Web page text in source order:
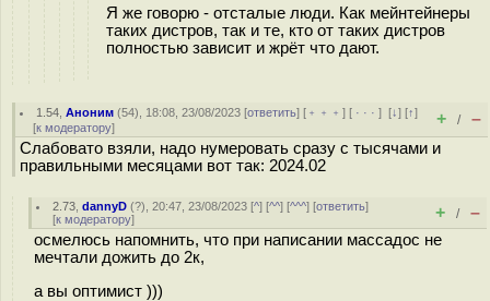
Я же говорю - отсталые люди. Как мейнтейнеры
таких дистров, так и те, кто от таких дистров
полностью зависит и жрёт что дают.
1.54 ,Аноним (54), 18:08, 23/08/2023 [ответить] [ ﹢﹢﹢] [ · · ·][↓] [↑]
[к модератору] + / –
Слабовато взяли, надо нумеровать сразу с тысячами и
правильными месяцами вот так: 2024.02
2.73 ,dannyD (?), 20:47, 23/08/2023 [^] [^^] [^^^] [ответить]
[к модератору] + / –
осмелюсь напомнить, что при написании массадос не
мечтали дожить до 2к,
а вы оптимист )))